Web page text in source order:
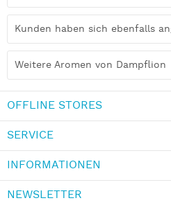
Kunden haben sich ebenfalls
Weitere Aromen von Dampflion
OFFLINE STORES
SERVICE
INFORMATIONEN
NEWSLETTER